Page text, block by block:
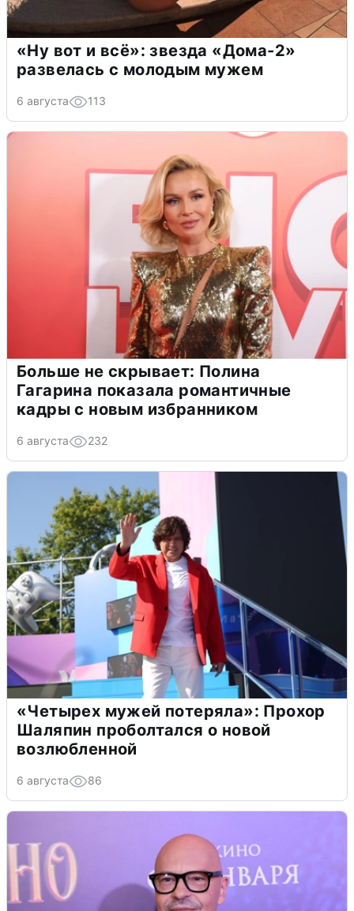
«Ну вот и всё»: звезда «Дома-2»
развелась с молодым мужем
6 августа 113
Больше не скрывает: Полина
Гагарина показала романтичные
кадры с новым избранником
6 августа 232
«Четырех мужей потеряла»: Прохор
Шаляпин проболтался о новой
возлюбленной
6 августа 86